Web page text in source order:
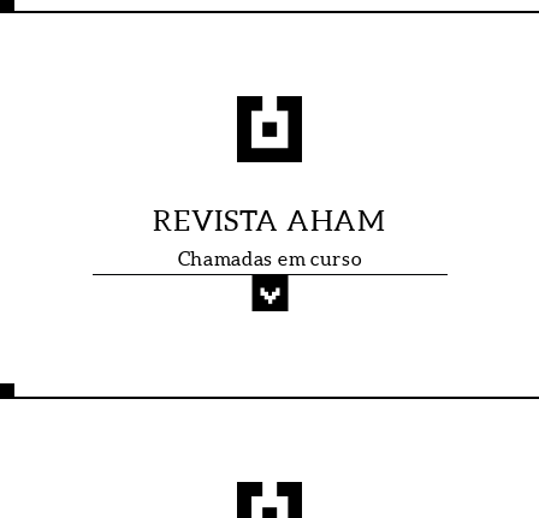
REVISTA AHAM
Chamadas em curso